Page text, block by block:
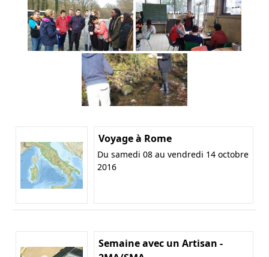
Voyage à Rome
Du samedi 08 au vendredi 14 octobre
2016
Semaine avec un Artisan -